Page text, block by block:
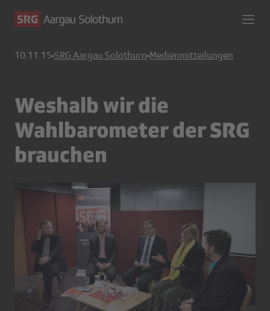
10.11.15 SRG Aargau Solothurn Medienmitteilungen
Weshalb wir die
Wahlbarometer der SRG
brauchen